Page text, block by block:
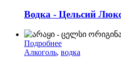
Водка - Цельсий
Подробнее
Алкоголь, водка